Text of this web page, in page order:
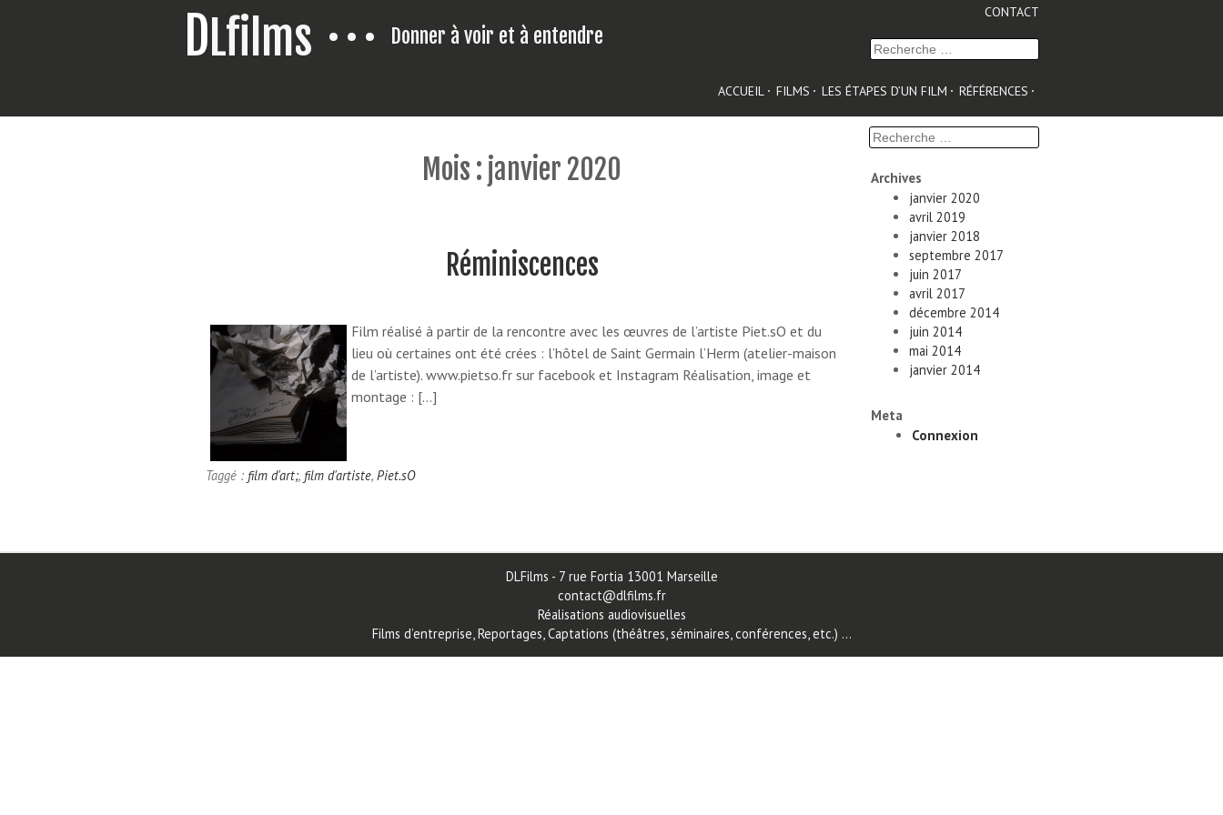
CONTACT
DLfilms • • • Donner à voir et à entendre
Recherche
Contenu
ACCUEIL FILMS LES ÉTAPES D’UN FILM RÉFÉRENCES
Mois : janvier 2020
Réminiscences
Film réalisé à partir de la rencontre avec les œuvres de l’artiste Piet.sO et du
lieu où certaines ont été crées : l’hôtel de Saint Germain l’Herm (atelier-maison
de l’artiste). www.pietso.fr sur facebook et Instagram Réalisation, image et
montage : […]
Taggé : film d'art;, film d'artiste, Piet.sO
Recherche
:
Archives
janvier 2020
avril 2019
janvier 2018
septembre 2017
juin 2017
avril 2017
décembre 2014
juin 2014
mai 2014
janvier 2014
Meta
Connexion
DLFilms - 7 rue Fortia 13001 Marseille
contact@dlfilms.fr
Réalisations audiovisuelles
Films d’entreprise, Reportages,Captations (théâtres, séminaires, conférences, etc.) ...